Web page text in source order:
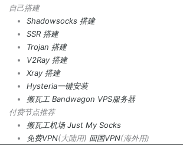
自己搭建
Shadowsocks 搭建
SSR 搭建
Trojan 搭建
V2Ray 搭建
Xray 搭建
Hysteria一键安装
搬瓦工 Bandwagon VPS服务器
付费节点推荐
搬瓦工机场 Just My Socks
免费VPN(大陆用) 回国VPN(海外用)